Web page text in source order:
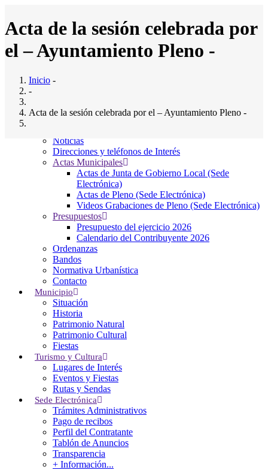
al
contenido
principal
navigation
Inicio
Comisiones Informativas
Servicios Municipales
Noticias
Direcciones y teléfonos de Interés
Actas Municipales
Actas de Junta de Gobierno Local (Sede
Electrónica)
Actas de Pleno (Sede Electrónica)
Videos Grabaciones de Pleno (Sede Electrónica)
Presupuestos
Presupuesto del ejercicio 2026
Calendario del Contribuyente 2026
Ordenanzas
Bandos
Normativa Urbanística
Contacto
Municipio
Situación
Historia
Patrimonio Natural
Patrimonio Cultural
Fiestas
Turismo y Cultura
Lugares de Interés
Eventos y Fiestas
Rutas y Sendas
Sede Electrónica
Trámites Administrativos
Pago de recibos
Perfil del Contratante
Tablón de Anuncios
Transparencia
+ Información...
Acta de la sesión celebrada por
el – Ayuntamiento Pleno -
Inicio -
-
Acta de la sesión celebrada por el – Ayuntamiento Pleno -
Vie, 01/06/2012 - 12:00
Adjunto
Tamaño
2012-JUNIO-1-.pdf (1.14 MB) 1.14 MB
Localización
Bº El Sedillo, 9, 39715
Entrambasaguas
CANTABRIA
Tel: (+34) 942 524 021
Fax: (+34) 942 524 061
entrambasaguas@entrambasaguas.org
Menu
Noticias
Calendario del Contribuyente 2026
Normativa Urbanística
Calendario Punto Limpio Móvil 2026
Bono Social de Electricidad
El Tiempo
Weather details can not be fetched from
OpenWeathermap.org.
Protección de Datos Personales|Política de Privacidad
Ayuntamiento de Entrambasaguas